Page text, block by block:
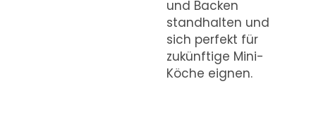
und Backen
standhalten und
sich perfekt für
zukünftige Mini-
Köche eignen.